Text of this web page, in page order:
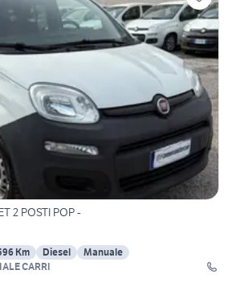
2 POSTI POP -
Km Diesel
Manuale
CARRI